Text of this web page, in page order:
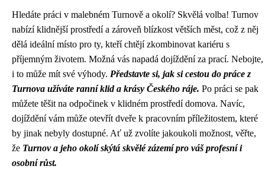
Hledáte práci v malebném Turnově a okolí? Skvělá volba! Turnov
nabízí klidnější prostředí a zároveň blízkost větších měst, což z něj
dělá ideální místo pro ty, kteří chtějí zkombinovat kariéru s
příjemným životem. Možná vás napadá dojíždění za prací. Nebojte,
i to může mít své výhody. Představte si, jak si cestou do práce z
Turnova užíváte ranní klid a krásy Českého ráje. Po práci se pak
můžete těšit na odpočinek v klidném prostředí domova. Navíc,
dojíždění vám může otevřít dveře k pracovním příležitostem, které
by jinak nebyly dostupné. Ať už zvolíte jakoukoli možnost, věřte,
že Turnov a jeho okolí skýtá skvělé zázemí pro váš profesní i
osobní růst.